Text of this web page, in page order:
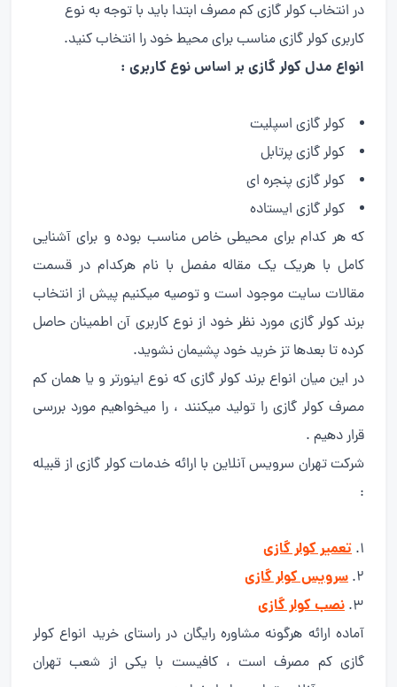
در انتخاب کولر گازی کم مصرف ابتدا باید با توجه به نوع
کاربری کولر گازی مناسب برای محیط خود را انتخاب کنید.
انواع مدل کولر گازی بر اساس نوع کاربری :
کولر گازی اسپلیت
کولر گازی پرتابل
کولر گازی پنجره ای
کولر گازی ایستاده
که هر کدام برای محیطی خاص مناسب بوده و برای آشنایی
کامل با هریک یک مقاله مفصل با نام هرکدام در قسمت
مقالات سایت موجود است و توصیه میکنیم پیش از انتخاب
برند کولر گازی مورد نظر خود از نوع کاربری آن اطمینان حاصل
کرده تا بعدها تز خرید خود پشیمان نشوید.
در این میان انواع برند کولر گازی که نوع اینورتر و یا همان کم
مصرف کولر گازی را تولید میکنند ، را میخواهیم مورد بررسی
قرار دهیم .
شرکت تهران سرویس آنلاین با ارائه خدمات کولر گازی از قبیله
:
تعمیر کولر گازی
سرویس کولر گازی
نصب کولر گازی
آماده ارائه هرگونه مشاوره رایگان در راستای خرید انواع کولر
گازی کم مصرف است ، کافیست با یکی از شعب تهران